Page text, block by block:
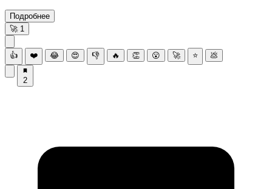
Подробнее
🚀 1
👍 ❤️ 😂 😍 👎 🔥 👏 😮 🚀 ⭐ 💩
2